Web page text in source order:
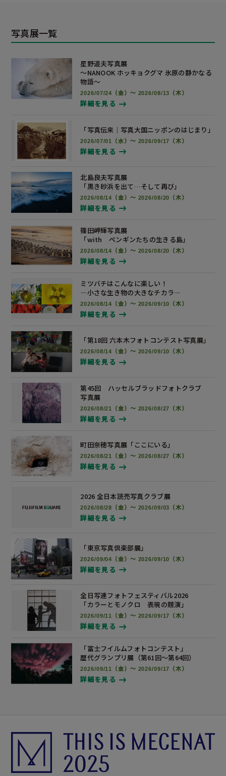
写真展一覧
星野道夫写真展
～NANOOK ホッキョクグマ 氷原の静かなる
物語～
2026/07/24（金）～ 2026/08/13（木）
詳細を見る
「写真伝来｜写真大国ニッポンのはじまり」
2026/07/01（水）～ 2026/09/17（木）
詳細を見る
北島良夫写真展
「黒き砂浜を出て…そして再び」
2026/08/14（金）～ 2026/08/20（木）
詳細を見る
篠田岬輝写真展
「with ペンギンたちの生きる島」
2026/08/14（金）～ 2026/08/20（木）
詳細を見る
ミツバチはこんなに楽しい！
―小さな生き物の大きなチカラ―
2026/08/14（金）～ 2026/09/10（木）
詳細を見る
「第18回 六本木フォトコンテスト写真展」
2026/08/14（金）～ 2026/09/10（木）
詳細を見る
第45回 ハッセルブラッドフォトクラブ
写真展
2026/08/21（金）～ 2026/08/27（木）
詳細を見る
町田奈穂写真展 「ここにいる」
2026/08/21（金）～ 2026/08/27（木）
詳細を見る
2026 全日本読売写真クラブ展
2026/08/28（金）～ 2026/09/03（木）
詳細を見る
「東京写真倶楽部展」
2026/09/04（金）～ 2026/09/10（木）
詳細を見る
全日写連フォトフェスティバル2026
「カラーとモノクロ 表現の競演」
2026/09/11（金）～ 2026/09/17（木）
詳細を見る
「富士フイルムフォトコンテスト」
歴代グランプリ展 （第61回～第64回）
2026/09/11（金）～ 2026/09/17（木）
詳細を見る